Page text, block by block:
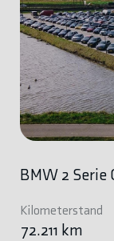
BMW 2 Serie
Kilometerstand
72.211 km